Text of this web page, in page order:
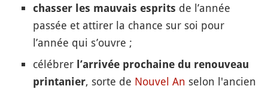
chasser les mauvais esprits de l’année
passée et attirer la chance sur soi pour
l’année qui s’ouvre ;
célébrer l’arrivée prochaine du renouveau
printanier, sorte de Nouvel An selon l'ancien